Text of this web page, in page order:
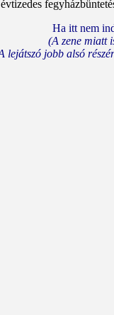
Ha itt nem
(A zene miatt
lejátszó jobb alsó